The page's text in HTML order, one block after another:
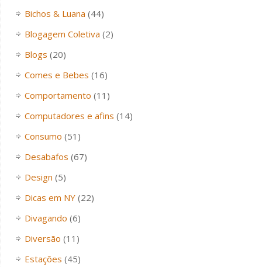
Bichos & Luana (44)
Blogagem Coletiva (2)
Blogs (20)
Comes e Bebes (16)
Comportamento (11)
Computadores e afins (14)
Consumo (51)
Desabafos (67)
Design (5)
Dicas em NY(22)
Divagando (6)
Diversão (11)
Estações (45)